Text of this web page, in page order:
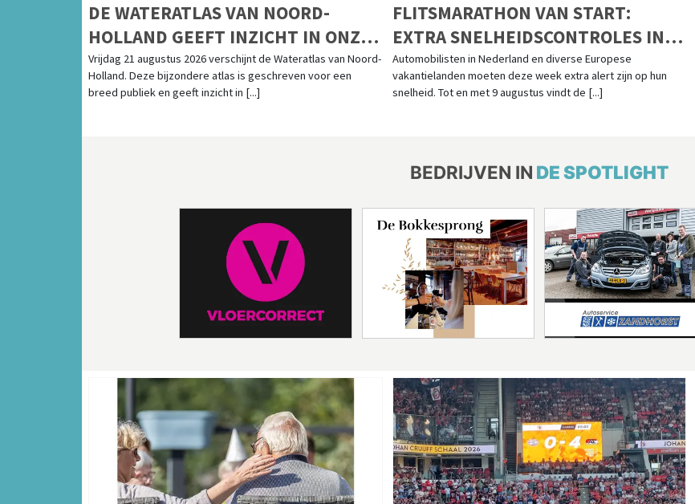
DE WATERATLAS VAN NOORD-
HOLLAND GEEFT INZICHT IN ONZE
RELATIE MET WATER
Vrijdag 21 augustus 2026 verschijnt de Wateratlas van Noord-
Holland. Deze bijzondere atlas is geschreven voor een
breed publiek en geeft inzicht in [...]
FLITSMARATHON VAN START:
EXTRA SNELHEIDSCONTROLES IN
NEDERLAND EN POPULAIRE
VAKANTIELANDEN
Automobilisten in Nederland en diverse Europese
vakantielanden moeten deze week extra alert zijn op hun
snelheid. Tot en met 9 augustus vindt de [...]
BEDRIJVEN IN DE SPOTLIGHT